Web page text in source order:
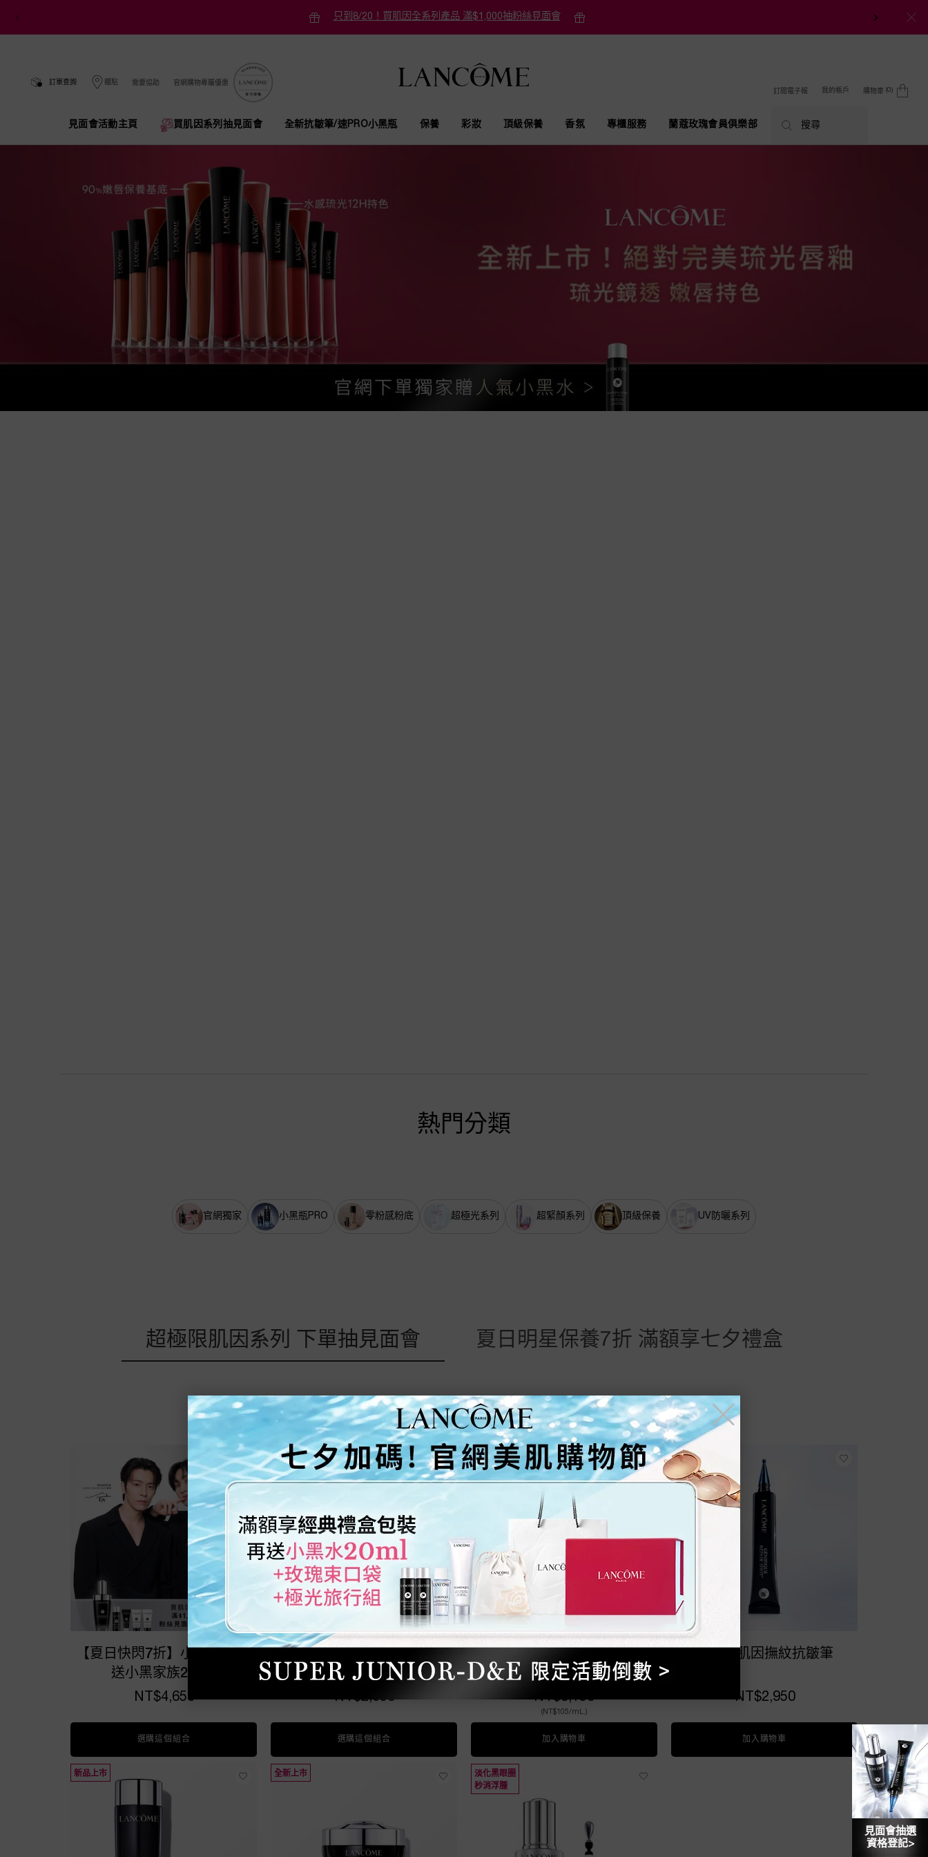
只到8/20！買肌因全系列產品 滿$1,000抽粉絲見面會
訂單查詢 櫃點 需要協助
官網購物專屬優惠
訂閱電子報
我的帳戶 購物車 0
0 product in cart
見面會活動主頁 買肌因系列抽見面會​ 全新抗皺筆/速PRO小黑瓶 保養 彩妝 頂級保養 香氛 專櫃服務 蘭蔻玫瑰會員俱樂部 搜尋
見面會抽選
資格登記>
熱門分類
官網獨家 小黑瓶PRO 零粉感粉底 超極光系列 超緊顏系列 頂級保養 UV防曬系列
超極限肌因系列 下單抽見面會 夏日明星保養7折 滿額享七夕禮盒
【夏日快閃7折】小黑瓶PRO
送小黑家族25ML
NT$4,650
選購這個組合 【夏日快閃7折】小黑瓶PRO送小黑家族25ML
皺筆送小黑家族10ML
NT$2,950
選購這個組合 【新品快閃7折】全新撫紋抗皺筆送小黑家族10ML
NT$3,150
(NT$105/mL.)
加入購物車
新品上市
超極限肌因撫紋抗皺筆
NT$2,950
加入購物車 超極限肌因撫紋抗皺筆
新品上市 全新上市
淡化黑眼圈
秒消浮腫
╳